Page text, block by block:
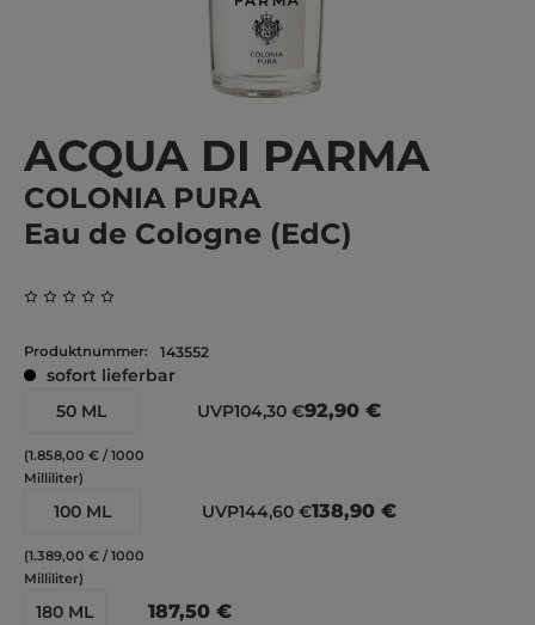
ACQUA DI PARMA
COLONIA PURA
Eau de Cologne (EdC)
Produktnummer: 143552
sofort lieferbar
50 ML
(1.858,00 € / 1000
Milliliter)
UVP104,30 €92,90 €
100 ML
(1.389,00 € / 1000
Milliliter)
UVP144,60 €138,90 €
180 ML 187,50 €